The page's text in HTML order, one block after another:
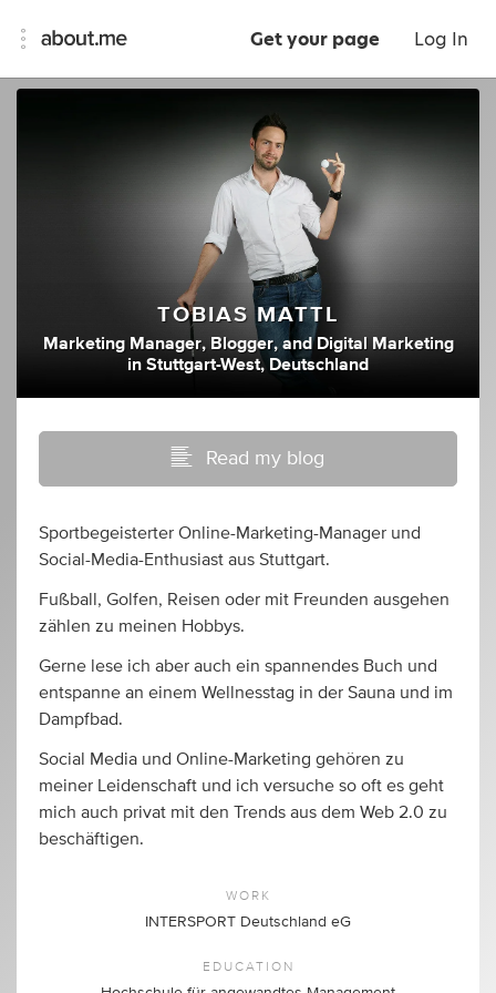
Get your page Log In
TOBIAS MATTL
Marketing Manager, Blogger, and Digital Marketing
in Stuttgart-West, Deutschland
Read my blog
Sportbegeisterter Online-Marketing-Manager und
Social-Media-Enthusiast aus Stuttgart.
Fußball, Golfen, Reisen oder mit Freunden ausgehen
zählen zu meinen Hobbys.
Gerne lese ich aber auch ein spannendes Buch und
entspanne an einem Wellnesstag in der Sauna und im
Dampfbad.
Social Media und Online-Marketing gehören zu
meiner Leidenschaft und ich versuche so oft es geht
mich auch privat mit den Trends aus dem Web 2.0 zu
beschäftigen.
WORK
INTERSPORT Deutschland eG
EDUCATION